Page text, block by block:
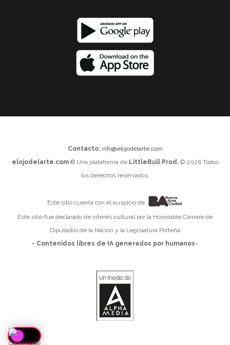
Contacto: info@elojodelarte.com
elojodelarte.com® Una plataforma de LittleBull Prod.© 2026 Todos
los derechos reservados.
Este sitio cuenta con el auspicio de
Este sitio fue declarado de interés cultural por la Honorable Cámara de
Diputados de la Nación y la Legislatura Porteña
- Contenidos libres de IA generados por humanos-